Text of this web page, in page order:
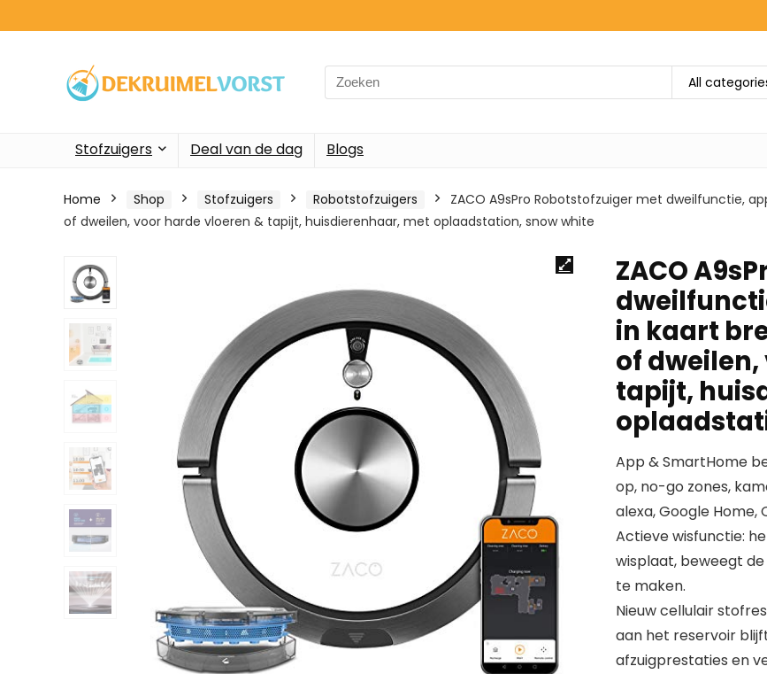
Search
for:
All
Stofzuigers Deal van de dag Blogs
Home Shop Stofzuigers Robotstofzuigers
ZACO A9sPro Robotstofzuiger met dweilfunctie,
of dweilen, voor harde vloeren & tapijt, huisdierenhaar, met oplaadstation, snow white
ZACO
in kaart
of
tapijt,
App & SmartHome
op, no-go zones,
alexa, Google Home,
Actieve wisfunctie:
wisplaat, beweegt
te maken.
Nieuw cellulair
aan het reservoir
afzuigprestaties en